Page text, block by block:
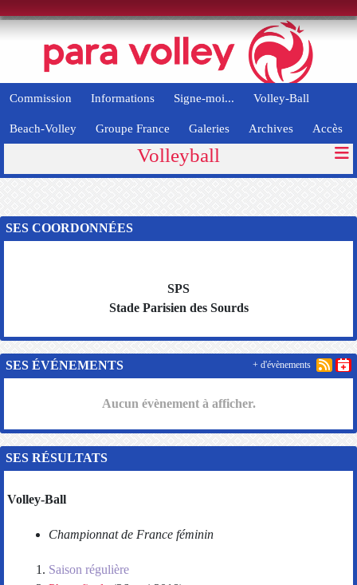
Commission Informations Signe-moi... Volley-Ball
Beach-Volley Groupe France Galeries Archives Accès
Volleyball
SES COORDONNÉES
SPS
Stade Parisien des Sourds
SES ÉVÉNEMENTS
Aucun évènement à afficher.
+ d'évènements
SES RÉSULTATS
Volley-Ball
Championnat de France féminin
Saison régulière